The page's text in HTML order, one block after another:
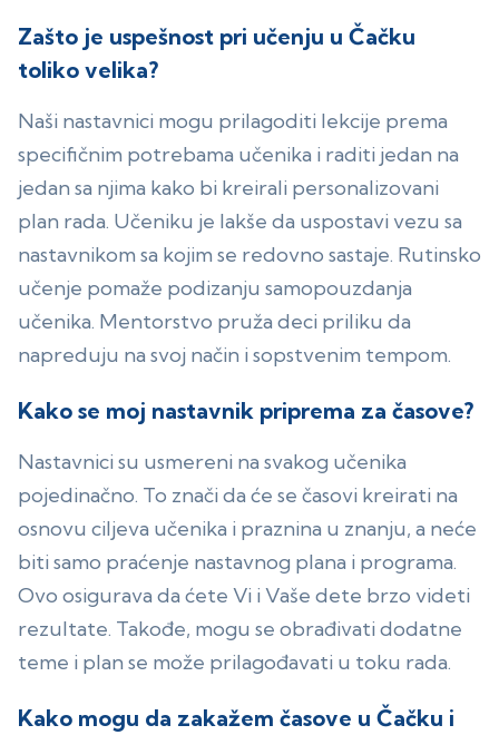
Zašto je uspešnost pri učenju u Čačku
toliko velika?
Naši nastavnici mogu prilagoditi lekcije prema
specifičnim potrebama učenika i raditi jedan na
jedan sa njima kako bi kreirali personalizovani
plan rada. Učeniku je lakše da uspostavi vezu sa
nastavnikom sa kojim se redovno sastaje. Rutinsko
učenje pomaže podizanju samopouzdanja
učenika. Mentorstvo pruža deci priliku da
napreduju na svoj način i sopstvenim tempom.
Kako se moj nastavnik priprema za časove?
Nastavnici su usmereni na svakog učenika
pojedinačno. To znači da će se časovi kreirati na
osnovu ciljeva učenika i praznina u znanju, a neće
biti samo praćenje nastavnog plana i programa.
Ovo osigurava da ćete Vi i Vaše dete brzo videti
rezultate. Takođe, mogu se obrađivati dodatne
teme i plan se može prilagođavati u toku rada.
Kako mogu da zakažem časove u Čačku i